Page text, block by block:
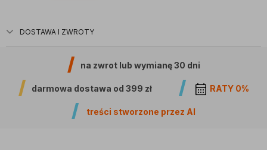
DOSTAWA I ZWROTY
na zwrot lub wymianę30 dni
darmowa dostawa od 399 zł RATY 0%
treści stworzone przez AI